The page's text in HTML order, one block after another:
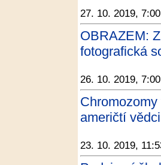
27. 10. 2019, 7:00
OBRAZEM:
fotografická
26. 10. 2019, 7:00
američtí
23. 10. 2019,